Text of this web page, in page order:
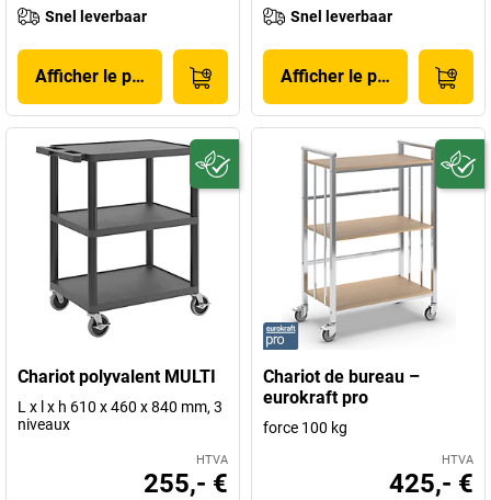
Snel leverbaar
Afficher le produit
Snel leverbaar
Afficher le produit
Chariot polyvalent MULTI
L x l x h 610 x 460 x 840 mm, 3
niveaux
HTVA
255,- €
Chariot de bureau –
eurokraft pro
force 100 kg
HTVA
425,- €